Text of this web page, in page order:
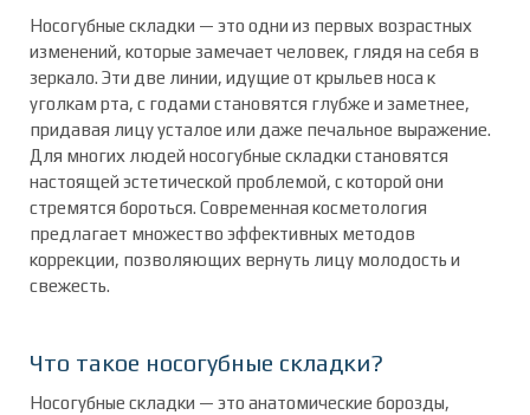
Носогубные складки — это одни из первых возрастных
изменений, которые замечает человек, глядя на себя в
зеркало. Эти две линии, идущие от крыльев носа к
уголкам рта, с годами становятся глубже и заметнее,
придавая лицу усталое или даже печальное выражение.
Для многих людей носогубные складки становятся
настоящей эстетической проблемой, с которой они
стремятся бороться. Современная косметология
предлагает множество эффективных методов
коррекции, позволяющих вернуть лицу молодость и
свежесть.
Что такое носогубные складки?
Носогубные складки — это анатомические борозды,